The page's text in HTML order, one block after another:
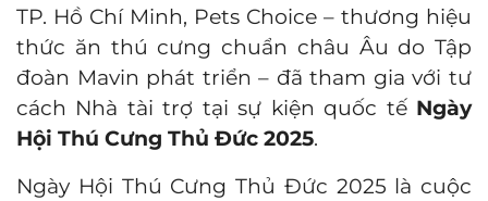
TP. Hồ Chí Minh, Pets Choice – thương hiệu
thức ăn thú cưng chuẩn châu Âu do Tập
đoàn Mavin phát triển – đã tham gia với tư
cách Nhà tài trợ tại sự kiện quốc tế Ngày
Hội Thú Cưng Thủ Đức 2025.
Ngày Hội Thú Cưng Thủ Đức 2025 là cuộc